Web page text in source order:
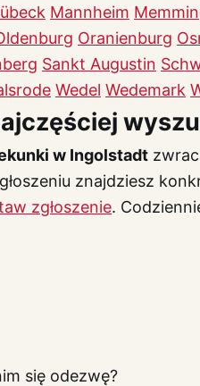
Mannheim
Oranienburg
Sankt Augustin
Wedel Wedemark
w Ingolstadt
znajdziesz
zgłoszenie.
się odezwę?